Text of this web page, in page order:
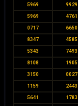
5969 9929
5969 4761
0717 6650
8347 4585
5343 7493
8108 1905
3150 0027
1159 2443
5641 1783